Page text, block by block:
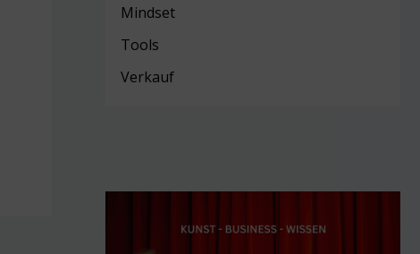
Mindset
Tools
Verkauf